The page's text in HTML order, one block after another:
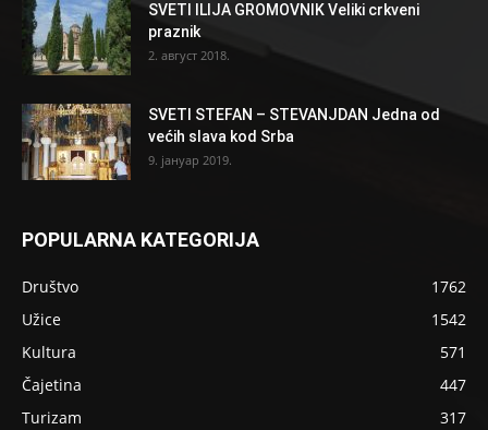
SVETI ILIJA GROMOVNIK Veliki crkveni
praznik
2. август 2018.
SVETI STEFAN – STEVANJDAN Jedna od
većih slava kod Srba
9. јануар 2019.
POPULARNA KATEGORIJA
Društvo
1762
Užice
1542
Kultura
571
Čajetina
447
Turizam
317